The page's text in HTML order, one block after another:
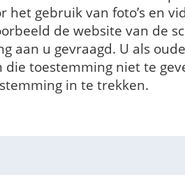
het gebruik van foto’s en
de website van de
aan u gevraagd. U als
toestemming niet te
in te trekken.